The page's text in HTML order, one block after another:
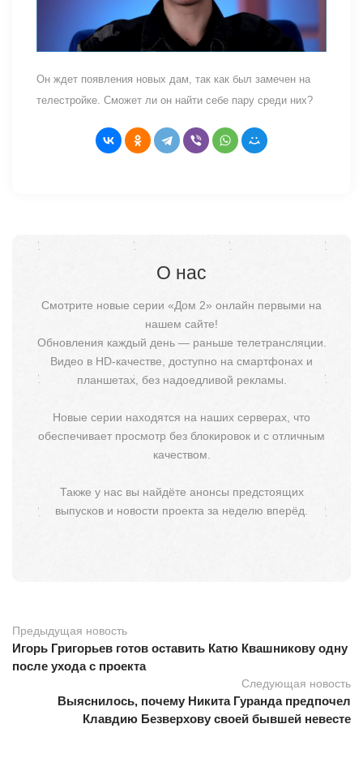
Он ждет появления новых дам, так как был замечен на
телестройке. Сможет ли он найти себе пару среди них?
О нас
Смотрите новые серии «Дом 2» онлайн первыми на
нашем сайте!
Обновления каждый день — раньше телетрансляции.
Видео в HD-качестве, доступно на смартфонах и
планшетах, без надоедливой рекламы.
Новые серии находятся на наших серверах, что
обеспечивает просмотр без блокировок и с отличным
качеством.
Также у нас вы найдёте анонсы предстоящих
выпусков и новости проекта за неделю вперёд.
Предыдущая новость
Игорь Григорьев готов оставить Катю Квашникову одну
после ухода с проекта
Следующая новость
Выяснилось, почему Никита Гуранда предпочел
Клавдию Безверхову своей бывшей невесте